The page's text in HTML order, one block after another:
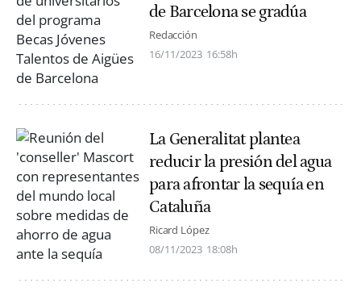
de Barcelona se gradúa
Redacción
16/11/2023 16:58h
La Generalitat plantea
reducir la presión del agua
para afrontar la sequía en
Cataluña
Ricard López
08/11/2023 18:08h